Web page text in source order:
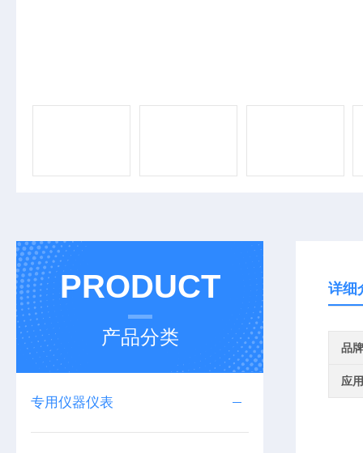
PRODUCT
产品分类
专用仪器仪表
详细
品牌
应